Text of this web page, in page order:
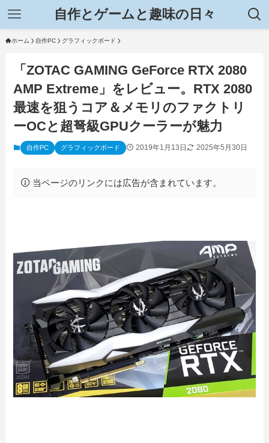
自作とゲームと趣味の日々
ホーム 自作PC グラフィックボード
「ZOTAC GAMING GeForce RTX 2080
AMP Extreme」をレビュー。RTX 2080
最速を狙うコア＆メモリのファクトリ
ーOCと超弩級GPUクーラーが魅力
自作PC グラフィックボード 2019年1月13日 2025年5月30日
当ページのリンクには広告が含まれています。